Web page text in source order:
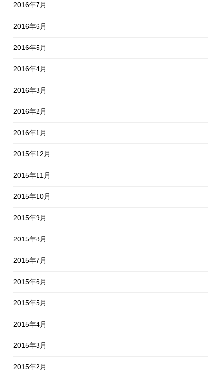
2016年7月
2016年6月
2016年5月
2016年4月
2016年3月
2016年2月
2016年1月
2015年12月
2015年11月
2015年10月
2015年9月
2015年8月
2015年7月
2015年6月
2015年5月
2015年4月
2015年3月
2015年2月